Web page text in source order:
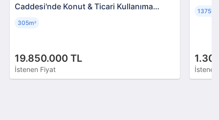
Caddesi'nde Konut & Ticari Kullanıma
Uygun Taşınmazlar
19.850.000 TL
İstenen Fiyat
305m²
13751m